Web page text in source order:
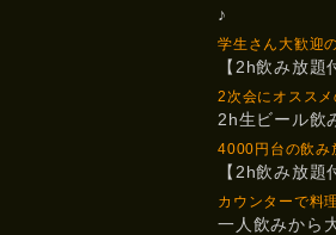
♪
学生さん大歓迎
【2h飲み放
2次会にオスス
2h生ビール飲
4000円台の飲み
【2h飲み放
カウンターで料
一人飲みから